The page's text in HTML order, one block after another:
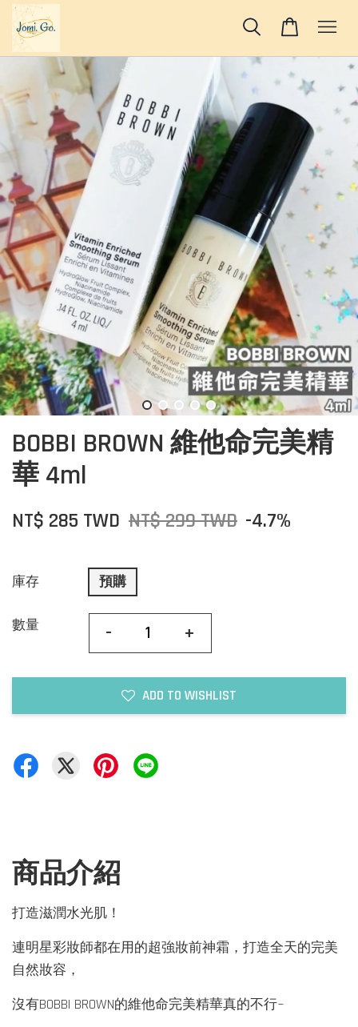
BOBBI BROWN 維他命完美精
華 4ml
NT$ 285 TWD NT$ 299 TWD -4.7%
庫存 預購
數量 - +
ADD TO WISHLIST
商品介紹
打造滋潤水光肌！
連明星彩妝師都在用的超強妝前神霜，打造全天的完美
自然妝容，
沒有BOBBI BROWN的維他命完美精華真的不行~